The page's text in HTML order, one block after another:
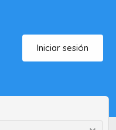
Iniciar sesión